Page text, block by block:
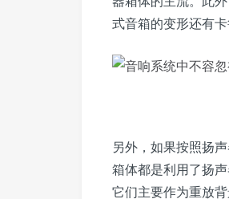
式音箱的变形还有
另外，如果按照扬
箱体都是利用了扬
它们主要作为重放